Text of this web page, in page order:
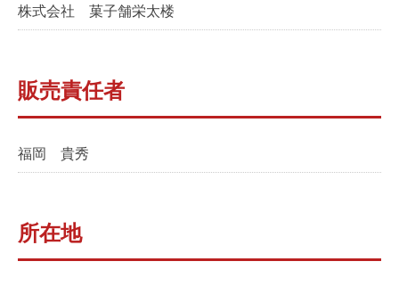
株式会社 菓子舗栄太楼
販売責任者
福岡 貴秀
所在地